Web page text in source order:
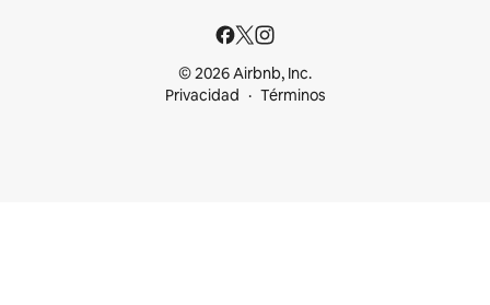
© 2026 Airbnb, Inc.
Privacidad
Términos